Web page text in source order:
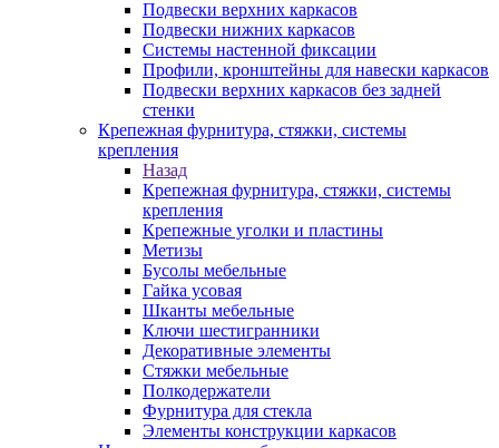
Подвески верхних каркасов
Подвески нижних каркасов
Системы настенной фиксации
Профили, кронштейны для навески каркасов
Подвески верхних каркасов без задней
стенки
Крепежная фурнитура, стяжки, системы
крепления
Назад
Крепежная фурнитура, стяжки, системы
крепления
Крепежные уголки и пластины
Метизы
Бусолы мебельные
Гайка усовая
Шканты мебельные
Ключи шестигранники
Декоративные элементы
Стяжки мебельные
Полкодержатели
Фурнитура для стекла
Элементы конструкции каркасов